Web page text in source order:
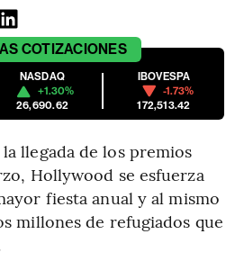
COTIZACIONES
NASDAQ
+1.30%
26,690.62
IBOVESPA
-1.73%
172,513.42
llegada de los premios
Hollywood se esfuerza
fiesta anual y al mismo
millones de refugiados que